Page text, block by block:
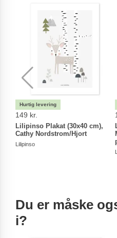
149 kr.
Lilipinso Plakat (30x40 cm),
Cathy Nordstrom/Hjort
Lilipinso
Du er måske
i?